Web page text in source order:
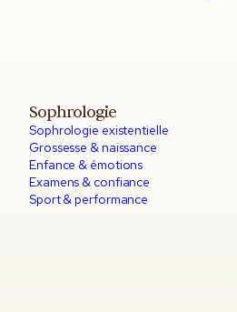
Sophrologie
Sophrologie existentielle
Grossesse & naissance
Enfance & émotions
Examens & confiance
Sport & performance